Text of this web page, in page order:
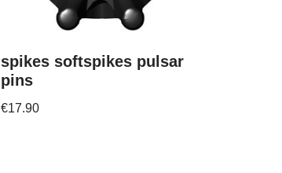
spikes softspikes pulsar
pins
€17.90